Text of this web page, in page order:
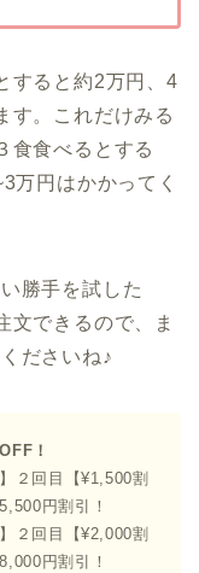
すると約2万円、4
す。これだけみる
食食べるとする
万円はかかってく
勝手を試した
文できるので、ま
ださいね♪
！
２回目【¥1,500割
円割引！
２回目【¥2,000割
円割引！